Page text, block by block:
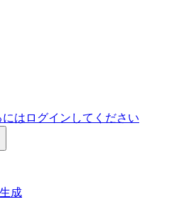
はログインしてください
成